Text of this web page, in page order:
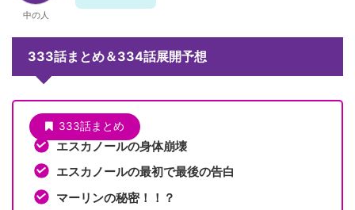
中の人
333話まとめ＆334話展開予想
333話まとめ
エスカノールの身体崩壊
エスカノールの最初で最後の告白
マーリンの秘密！！？